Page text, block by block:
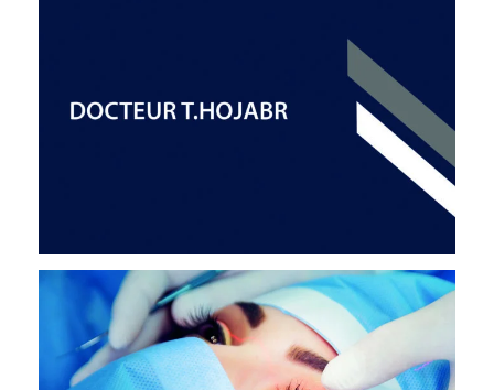
DR. BLUMEN-OHANA
OPHTALMOLOGIE